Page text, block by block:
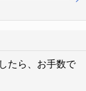
たら、お手数で